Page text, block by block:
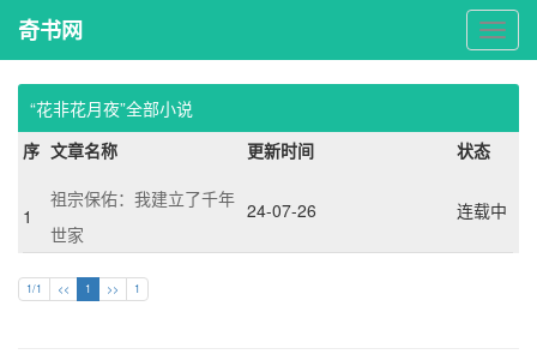
奇
书
网
奇书网
“花非花月夜”全部小说
序 文章名称 更新时间 状态
1
祖宗保佑：我建立了千年
世家
24-07-26 连载中
1/1 << 1 >> 1